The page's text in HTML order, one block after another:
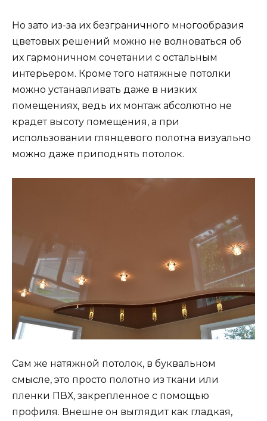
Но зато из-за их безграничного многообразия
цветовых решений можно не волноваться об
их гармоничном сочетании с остальным
интерьером. Кроме того натяжные потолки
можно устанавливать даже в низких
помещениях, ведь их монтаж абсолютно не
крадет высоту помещения, а при
использовании глянцевого полотна визуально
можно даже приподнять потолок.
Сам же натяжной потолок, в буквальном
смысле, это просто полотно из ткани или
пленки ПВХ, закрепленное с помощью
профиля. Внешне он выглядит как гладкая,